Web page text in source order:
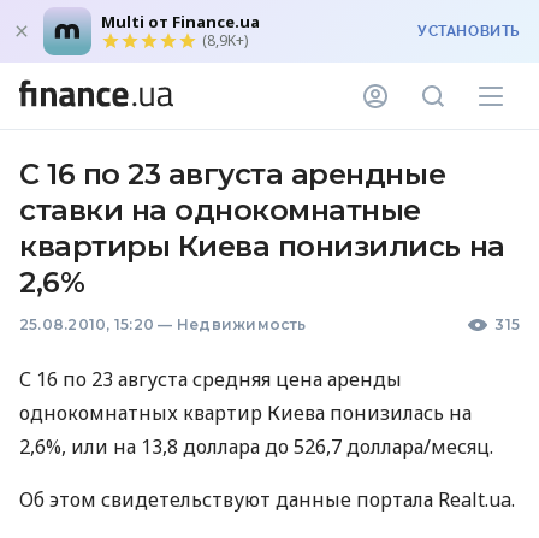
Multi от Finance.ua
(8,9K+) УСТАНОВИТЬ
С 16 по 23 августа арендные
ставки на однокомнатные
квартиры Киева понизились на
2,6%
25.08.2010, 15:20 — Недвижимость 315
С 16 по 23 августа средняя цена аренды
однокомнатных квартир Киева понизилась на
2,6%, или на 13,8 доллара до 526,7 доллара/месяц.
Об этом свидетельствуют данные портала Realt.ua.